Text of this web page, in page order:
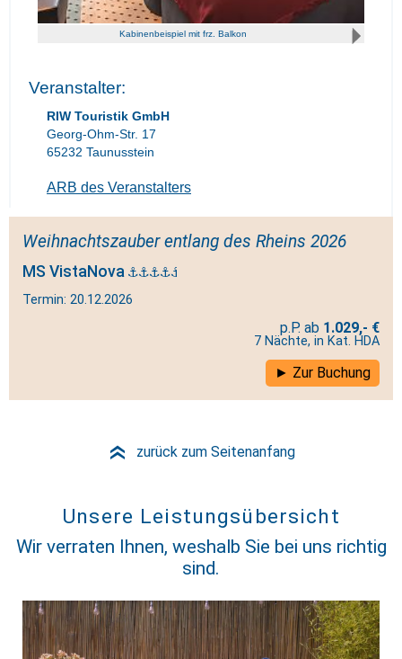
Kabinenbeispiel mit frz. Balkon
Veranstalter:
RIW Touristik GmbH
Georg-Ohm-Str. 17
65232 Taunusstein
ARB des Veranstalters
Weihnachtszauber entlang des Rheins 2026
MS VistaNova
Termin: 20.12.2026
1.029,- €
7 Nächte, in Kat. HDA
Zur Buchung
» zurück zum Seitenanfang
Unsere Leistungsübersicht
Wir verraten Ihnen, weshalb Sie bei uns richtig
sind.